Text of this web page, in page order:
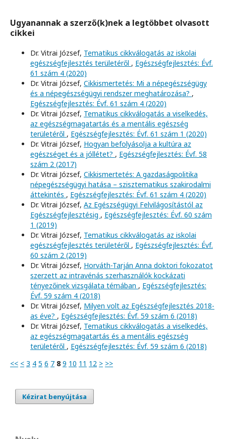
Ugyanannak a szerző(k)nek a legtöbbet olvasott
cikkei
Dr. Vitrai József, Tematikus cikkválogatás az iskolai
egészségfejlesztés területéről , Egészségfejlesztés: Évf.
61 szám 4 (2020)
Dr. Vitrai József, Cikkismertetés: Mi a népegészségügy
és a népegészségügyi rendszer meghatározása? ,
Egészségfejlesztés: Évf. 61 szám 4 (2020)
Dr. Vitrai József, Tematikus cikkválogatás a viselkedés,
az egészségmagatartás és a mentális egészség
területéről , Egészségfejlesztés: Évf. 61 szám 1 (2020)
Dr. Vitrai József, Hogyan befolyásolja a kultúra az
egészséget és a jóllétet? , Egészségfejlesztés: Évf. 58
szám 2 (2017)
Dr. Vitrai József, Cikkismertetés: A gazdaságpolitika
népegészségügyi hatása – szisztematikus szakirodalmi
áttekintés , Egészségfejlesztés: Évf. 61 szám 4 (2020)
Dr. Vitrai József, Az Egészségügyi Felvilágosítástól az
Egészségfejlesztésig , Egészségfejlesztés: Évf. 60 szám
1 (2019)
Dr. Vitrai József, Tematikus cikkválogatás az iskolai
egészségfejlesztés területéről , Egészségfejlesztés: Évf.
60 szám 2 (2019)
Dr. Vitrai József, Horváth-Tarján Anna doktori fokozatot
szerzett az intravénás szerhasználók kockázati
tényezőinek vizsgálata témában , Egészségfejlesztés:
Évf. 59 szám 4 (2018)
Dr. Vitrai József, Milyen volt az Egészségfejlesztés 2018-
as éve? , Egészségfejlesztés: Évf. 59 szám 6 (2018)
Dr. Vitrai József, Tematikus cikkválogatás a viselkedés,
az egészségmagatartás és a mentális egészség
területéről , Egészségfejlesztés: Évf. 59 szám 6 (2018)
<< < 3 4 5 6 7 8 9 10 11 12 > >>
Kézirat benyújtása